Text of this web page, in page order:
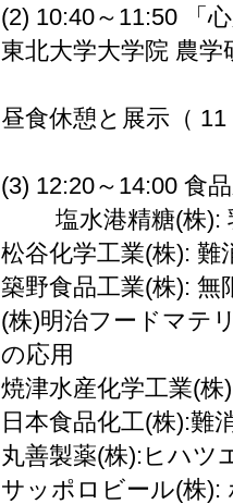
(2) 10:40～11:50 「
東北大学大学院 農
昼食休憩と展示（
(3) 12:20～14:00
塩水港精糖(株):
松谷化学工業(株):
築野食品工業(株):
(株)明治フードマテ
の応用
焼津水産化学工業(
日本食品化工(株):難
丸善製薬(株):ヒハツ
サッポロビール(株